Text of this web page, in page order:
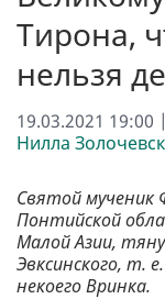
Тирона,
нельзя
19.03.2021 19:00 |
Нилла
Святой мученик
Понтийской
Малой Азии,
Эвксинского, т.
некоего Вринка.